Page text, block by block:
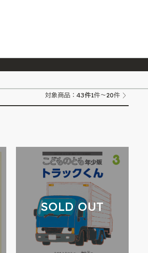
『ONE PIECE magazine 021 ONE PIECEカード付き同梱版』発売延期のご案内
対象商品： 43件1件～20件
SOLD OUT